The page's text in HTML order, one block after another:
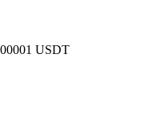
USDT